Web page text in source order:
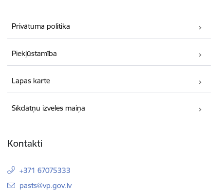
Privātuma politika
Piekļūstamība
Lapas karte
Sīkdatņu izvēles maiņa
Kontakti
+371 67075333
E-pasts:
pasts@vp.gov.lv